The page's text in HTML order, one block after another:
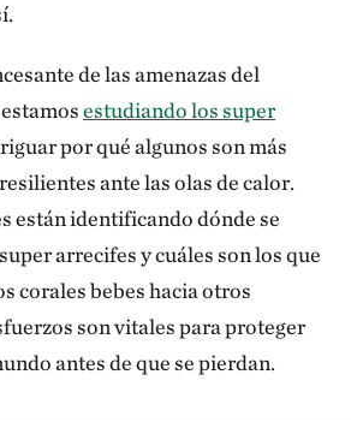
de las amenazas del
estudiando los super
por qué algunos son más
ante las olas de calor.
están identificando dónde se
arrecifes y cuáles son los que
corales bebes hacia otros
son vitales para proteger
antes de que se pierdan.